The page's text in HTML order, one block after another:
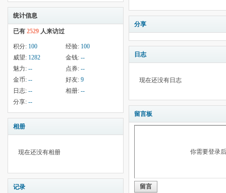
统计信息
已有 2529 人来访过
积分: 100 经验: 100
威望: 1282 金钱: --
魅力: -- 点券: --
金币: -- 好友: 9
日志: -- 相册: --
分享: --
相册
现在还没有相册
记录
分享
日志
现在还没有日志
留言板
你需要登录
留言